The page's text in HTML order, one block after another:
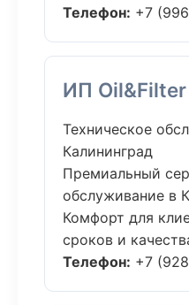
Телефон: +7
ИП
Техническое
Калининград
Премиальный
обслуживание в
Комфорт для
сроков и
Телефон: +7